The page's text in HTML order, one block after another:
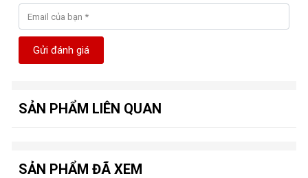
Gửi đánh giá
SẢN PHẨM LIÊN QUAN
SẢN PHẨM ĐÃ XEM